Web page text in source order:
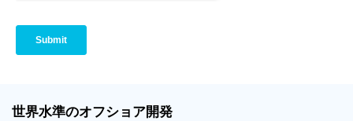
世界水準のオフショア開発